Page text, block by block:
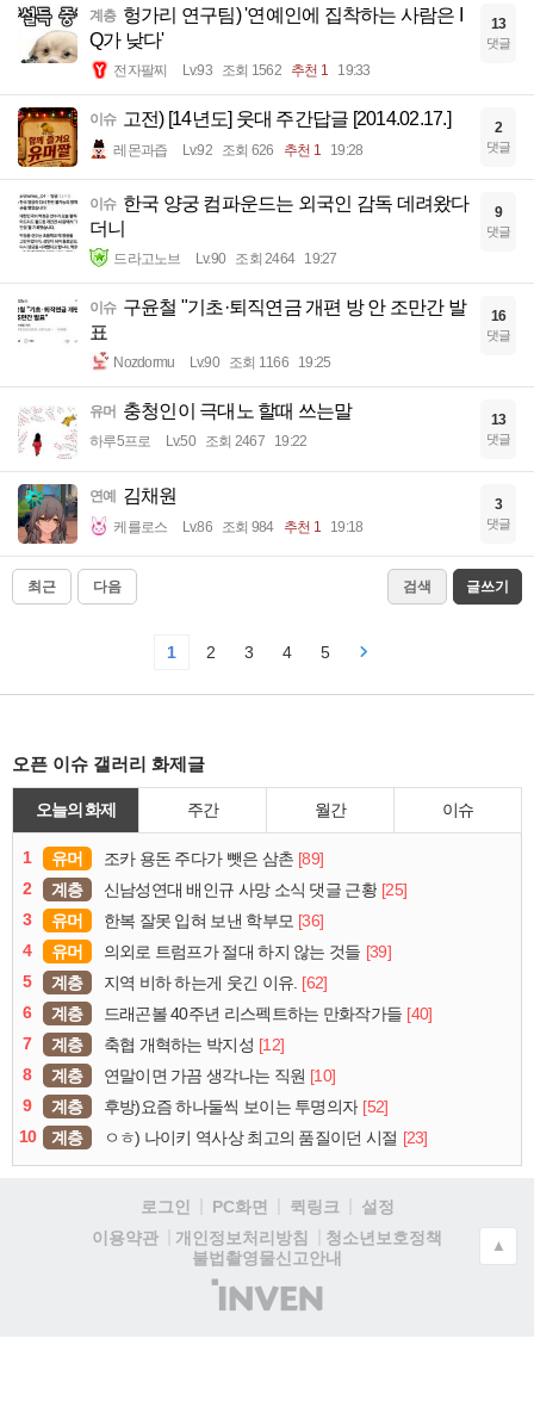
계층 헝가리 연구팀) '연예인에 집착하는 사람은 I
Q가 낮다'
전자팔찌 Lv.93 조회 1562 추천 1 19:33
13
댓글
이슈 고전) [14년도] 웃대 주간답글 [2014.02.17.]
레몬과즙 Lv.92 조회 626 추천 1 19:28
2
댓글
이슈 한국 양궁 컴파운드는 외국인 감독 데려왔다
더니
드라고노브 Lv.90 조회 2464 19:27
9
댓글
이슈 구윤철 "기초·퇴직연금 개편 방 안 조만간 발
표
Nozdormu Lv.90 조회 1166 19:25
16
댓글
유머 충청인이 극대노 할때 쓰는말
하루5프로 Lv.50 조회 2467 19:22
13
댓글
연예 김채원
케를로스 Lv.86 조회 984 추천 1 19:18
3
댓글
최근 다음 검색 글쓰기
1 2 3 4 5
오픈 이슈 갤러리 화제글
오늘의 화제 주간 월간 이슈
1 유머 조카 용돈 주다가 뺏은 삼촌 [89]
2
계층 신남성연대 배인규 사망 소식 댓글 근황 [25]
3
유머 한복 잘못 입혀 보낸 학부모 [36]
4
유머 의외로 트럼프가 절대 하지 않는 것들 [39]
5
계층 지역 비하 하는게 웃긴 이유. [62]
6
계층 드래곤볼 40주년 리스펙트하는 만화작가들 [40]
7
계층 축협 개혁하는 박지성 [12]
8
계층 연말이면 가끔 생각나는 직원 [10]
9
계층 후방)요즘 하나둘씩 보이는 투명의자 [52]
10
계층 ㅇㅎ) 나이키 역사상 최고의 품질이던 시절 [23]
로그인 PC화면 퀵링크
설정
이용약관
개인정보처리방침
청소년보호정책
불법촬영물신고안내
(주)
인
▲